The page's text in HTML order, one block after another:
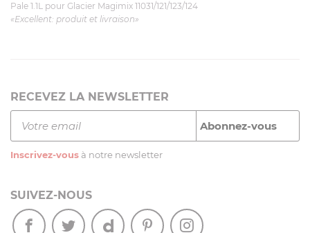
Pale 1.1L pour Glacier Magimix 11031/121/123/124
«Excellent: produit et livraison»
RECEVEZ LA NEWSLETTER
Inscrivez-vous à notre newsletter
SUIVEZ-NOUS